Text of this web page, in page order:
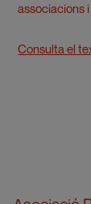
associacions i
Consulta el